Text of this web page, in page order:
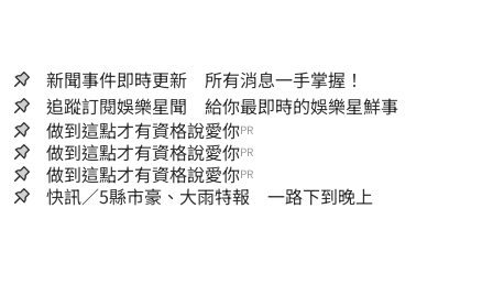
新聞事件即時更新 所有消息一手掌握！
追蹤訂閱娛樂星聞 給你最即時的娛樂星鮮事
做到這點才有資格說愛你PR
做到這點才有資格說愛你PR
做到這點才有資格說愛你PR
快訊／5縣市豪、大雨特報 一路下到晚上